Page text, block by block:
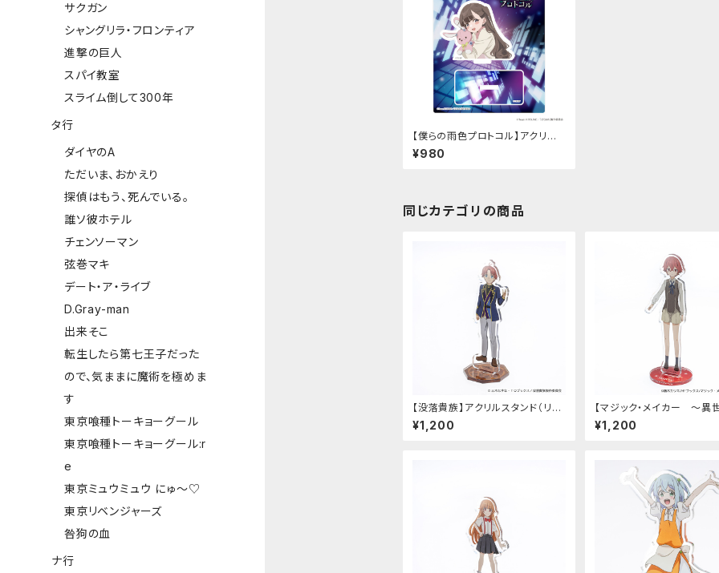
【僕らの雨色プロトコル】アクリル
スタンド（時野谷 美桜）
¥980
同じカテゴリの商品
【没落貴族】アクリルスタンド（リア
ム）
¥1,200
【マジック・メイカー ～異
法の作り方～】アクリルスタ
（シオン）
¥1,200
サクガン
シャングリラ・フロンティア
進撃の巨人
スパイ教室
スライム倒して300年
タ行
ダイヤのA
ただいま、おかえり
探偵はもう、死んでいる。
誰ソ彼ホテル
チェンソーマン
弦巻マキ
デート・ア・ライブ
D.Gray-man
出来そこ
転生したら第七王子だった
ので、気ままに魔術を極めま
す
東京喰種トーキョーグール
東京喰種トーキョーグール:r
e
東京ミュウミュウ にゅ～♡
東京リベンジャーズ
咎狗の血
ナ行